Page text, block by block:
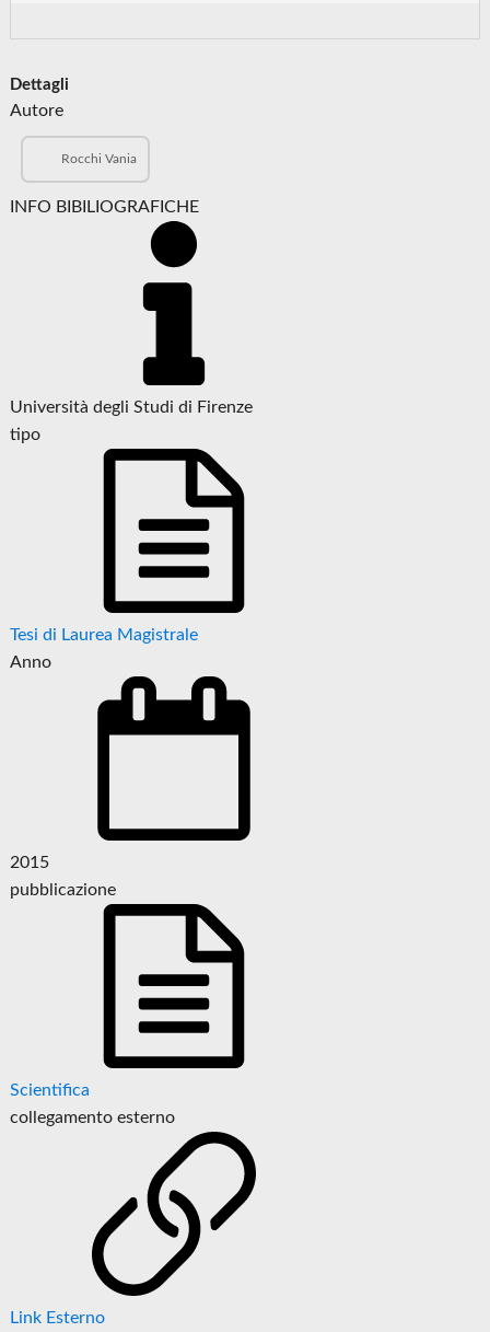
Dettagli
Autore
Rocchi Vania
INFO BIBILIOGRAFICHE
Università degli Studi di Firenze
tipo
Tesi di Laurea Magistrale
Anno
2015
pubblicazione
Scientifica
collegamento esterno
Link Esterno